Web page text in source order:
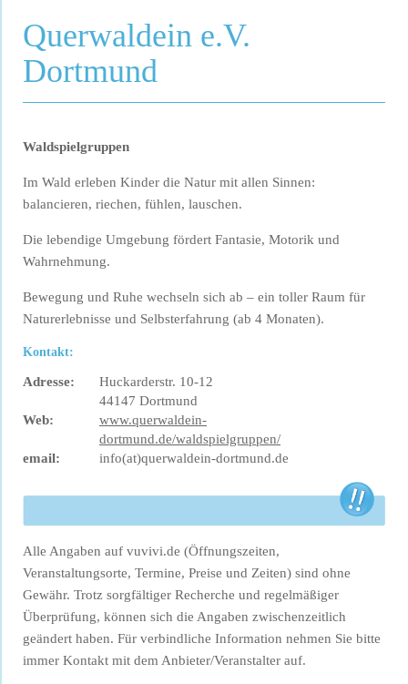
Querwaldein e.V.
Dortmund
Waldspielgruppen
Im Wald erleben Kinder die Natur mit allen Sinnen:
balancieren, riechen, fühlen, lauschen.
Die lebendige Umgebung fördert Fantasie, Motorik und
Wahrnehmung.
Bewegung und Ruhe wechseln sich ab – ein toller Raum für
Naturerlebnisse und Selbsterfahrung (ab 4 Monaten).
Kontakt:
Adresse:
Huckarderstr. 10-12
44147 Dortmund
Web:
www.querwaldein-
dortmund.de/waldspielgruppen/
email:
info(at)querwaldein-dortmund.de
Alle Angaben auf vuvivi.de (Öffnungszeiten,
Veranstaltungsorte, Termine, Preise und Zeiten) sind ohne
Gewähr. Trotz sorgfältiger Recherche und regelmäßiger
Überprüfung, können sich die Angaben zwischenzeitlich
geändert haben. Für verbindliche Information nehmen Sie bitte
immer Kontakt mit dem Anbieter/Veranstalter auf.